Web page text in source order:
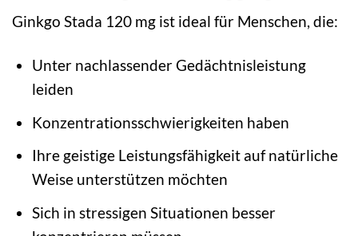
Ginkgo Stada 120 mg ist ideal für Menschen, die:
Unter nachlassender Gedächtnisleistung
leiden
Konzentrationsschwierigkeiten haben
Ihre geistige Leistungsfähigkeit auf natürliche
Weise unterstützen möchten
Sich in stressigen Situationen besser